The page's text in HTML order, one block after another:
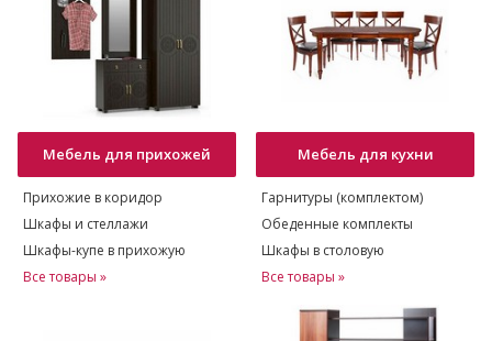
Мебель для прихожей
Прихожие в коридор
Шкафы и стеллажи
Шкафы-купе в прихожую
Все товары »
Мебель для кухни
Гарнитуры (комплектом)
Обеденные комплекты
Шкафы в столовую
Все товары »